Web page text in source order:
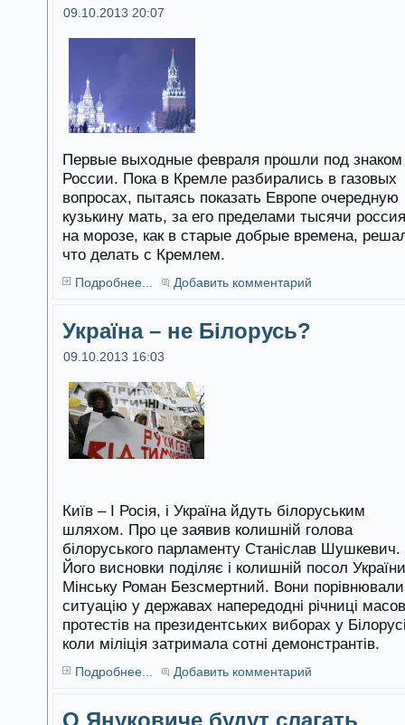
09.10.2013 20:07
Первые выходные февраля прошли под знаком
России. Пока в Кремле разбирались в газовых
вопросах, пытаясь показать Европе очередную
кузькину мать, за его пределами тысячи
на морозе, как в старые добрые времена,
что делать с Кремлем.
Подробнее... Добавить комментарий
Україна – не Білорусь?
09.10.2013 16:03
Київ – І Росія, і Україна йдуть білоруським
шляхом. Про це заявив колишній голова
білоруського парламенту Станіслав Шушкевич.
Його висновки поділяє і колишній посол
Мінську Роман Безсмертний. Вони порівнювали
ситуацію у державах напередодні річниці
протестів на президентських виборах у
коли міліція затримала сотні демонстрантів.
Подробнее... Добавить комментарий
О Януковиче будут слагать